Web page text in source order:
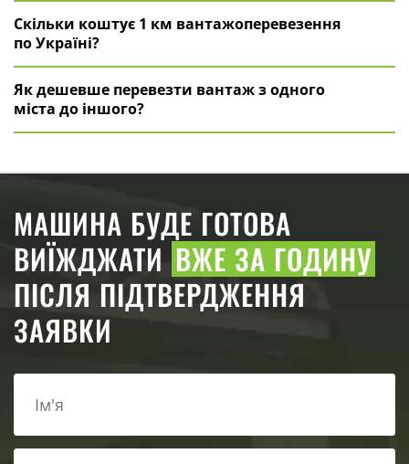
Скільки коштує 1 км вантажоперевезення
по Україні?
Як дешевше перевезти вантаж з одного
міста до іншого?
МАШИНА БУДЕ ГОТОВА
ВИЇЖДЖАТИ ВЖЕ ЗА ГОДИНУ
ПІСЛЯ ПІДТВЕРДЖЕННЯ
ЗАЯВКИ